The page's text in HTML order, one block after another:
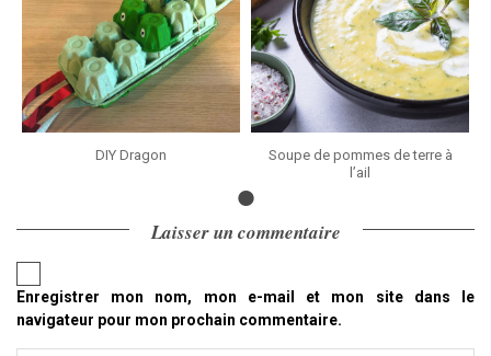
DIY Dragon
Soupe de pommes de terre à
l’ail
Laisser un commentaire
Enregistrer mon nom, mon e-mail et mon site dans le
navigateur pour mon prochain commentaire.